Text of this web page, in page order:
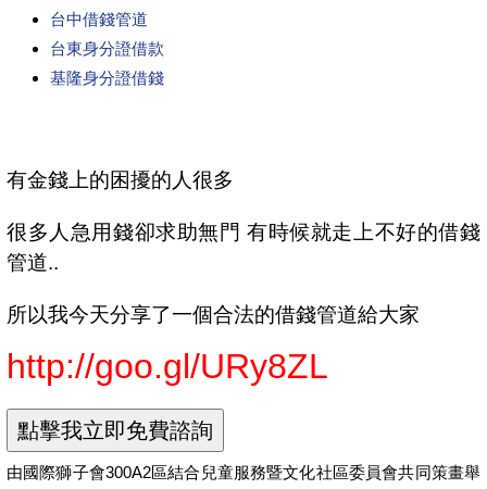
台中借錢管道
台東身分證借款
基隆身分證借錢
有金錢上的困擾的人很多
很多人急用錢卻求助無門 有時候就走上不好的借錢
管道..
所以我今天分享了一個合法的借錢管道給大家
http://goo.gl/URy8ZL
由國際獅子會300A2區結合兒童服務暨文化社區委員會共同策畫舉